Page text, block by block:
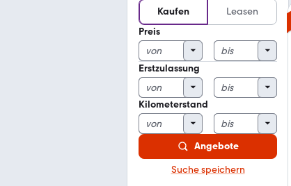
Kaufen
Leasen
Preis
Erstzulassung
Kilometerstand
Angebote
Suche speichern